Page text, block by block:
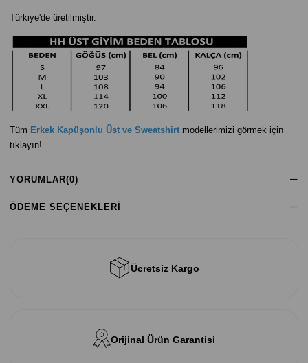
Türkiye'de üretilmiştir.
Tüm Erkek Kapüşonlu Üst ve Sweatshirt modellerimizi görmek için
tıklayın!
YORUMLAR(0)
ÖDEME SEÇENEKLERI
Ücretsiz Kargo
Orijinal Ürün Garantisi